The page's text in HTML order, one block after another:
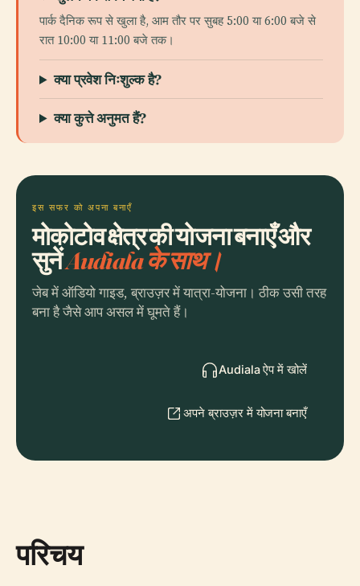
पार्क दैनिक रूप से खुला है, आम तौर पर सुबह 5:00 या 6:00 बजे से
रात 10:00 या 11:00 बजे तक।
क्या प्रवेश निःशुल्क है?
क्या कुत्ते अनुमत हैं?
इस सफर को अपना बनाएँ
मोकोटोव क्षेत्र की योजना बनाएँ और
सुनेंAudiala के साथ।
जेब में ऑडियो गाइड, ब्राउज़र में यात्रा-योजना। ठीक उसी तरह
बना है जैसे आप असल में घूमते हैं।
Audiala ऐप में खोलें
अपने ब्राउज़र में योजना बनाएँ
परिचय